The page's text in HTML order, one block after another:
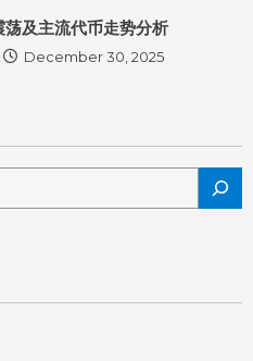
及主流代币走势分析
December 30, 2025